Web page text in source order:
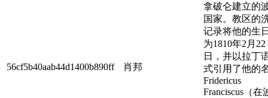
56cf5b40aab44d1400b890ff 肖邦
拿破仑建立的
国家。教区的
记录将他的生
为1810年2月22
日，并以拉丁
式引用了他的
Fridericus
Franciscus（在